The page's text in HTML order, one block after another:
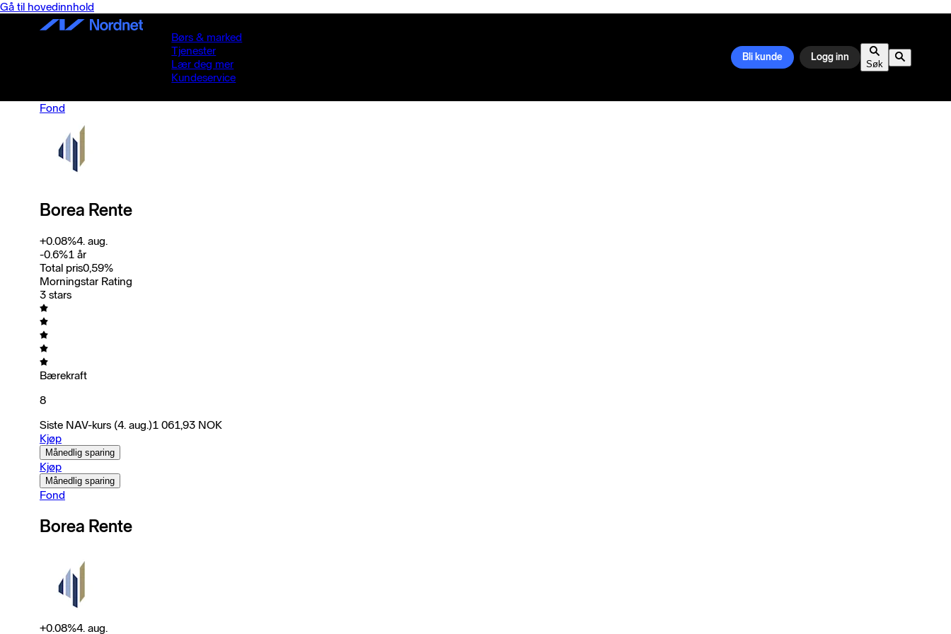
Gå til hovedinnhold
Børs & marked
Tjenester
Lær deg mer
Kundeservice
Bli kunde Logg inn
Søk
Fond
Borea Rente
+0.08%4. aug.
-0.6%1 år
Total pris0,59%
Morningstar Rating
3 stars
Bærekraft
8
Siste NAV-kurs (4. aug.)1 061,93 NOK
Kjøp
Månedlig sparing
Kjøp
Månedlig sparing
Fond
Borea Rente
+0.08%4. aug.